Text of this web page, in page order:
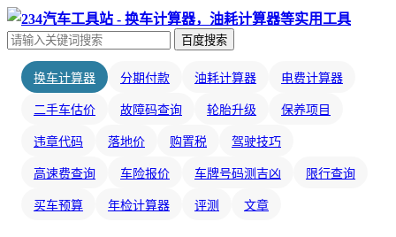
百度搜索
换车计算器 分期付款 油耗计算器 电费计算器
二手车估价 故障码查询 轮胎升级 保养项目
违章代码 落地价 购置税 驾驶技巧
高速费查询 车险报价 车牌号码测吉凶 限行查询
买车预算 年检计算器 评测 文章